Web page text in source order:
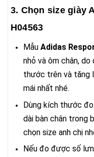
3. Chọn size giày
H04563
Mẫu Adidas
nhỏ và ôm chân,
thước trên và tăng
mái nhất nhé.
Dùng kích thước
dài bàn chân trong
chọn size anh chị
Nếu đo được số